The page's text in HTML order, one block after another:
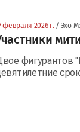
февраля 2026 г. / Эхо
фигурантов